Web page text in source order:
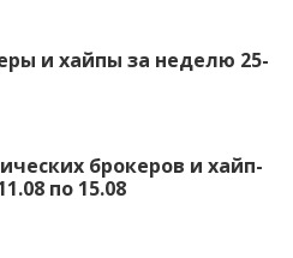
и хайпы за неделю 25-
брокеров и хайп-
по 15.08